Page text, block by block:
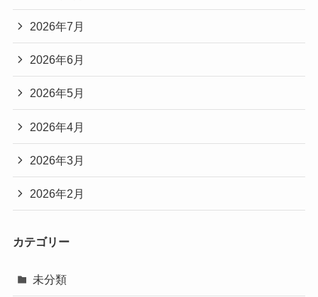
2026年7月
2026年6月
2026年5月
2026年4月
2026年3月
2026年2月
カテゴリー
未分類